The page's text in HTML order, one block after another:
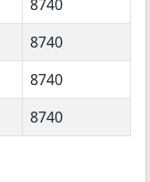
8740
8740
8740
8740